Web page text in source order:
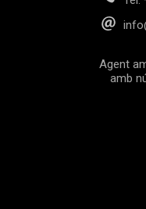
Agent
amb
Guardar